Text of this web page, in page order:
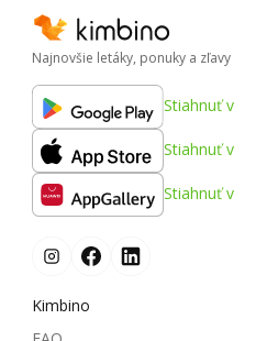
Najnovšie letáky, ponuky a zľavy
Stiahnuť v
Stiahnuť v
Stiahnuť v
Kimbino